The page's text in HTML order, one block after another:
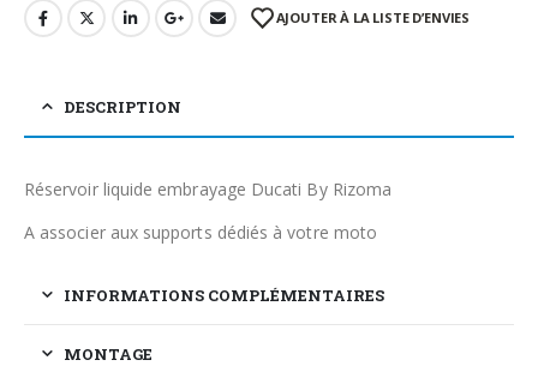
AJOUTER À LA LISTE D’ENVIES
DESCRIPTION
Réservoir liquide embrayage Ducati By Rizoma
A associer aux supports dédiés à votre moto
INFORMATIONS COMPLÉMENTAIRES
MONTAGE